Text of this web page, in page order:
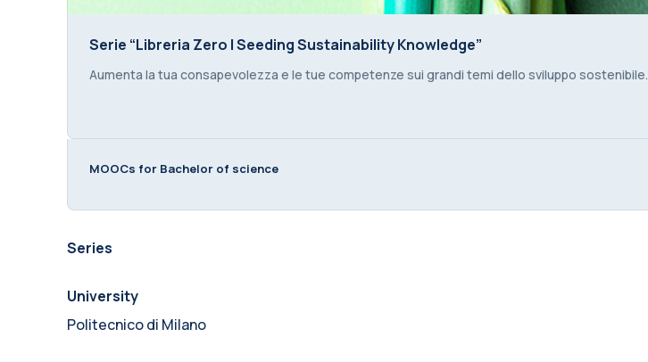
Serie “Libreria Zero | Seeding Sustainability Knowledge”
Serie “Libreria Zero | Seeding Sustainability Knowledge”
Course summary text:
Aumenta la tua consapevolezza e le tue competenze sui grandi temi dello sviluppo sostenibile.
MOOCs for Bachelor of science
Series
University
Politecnico di Milano